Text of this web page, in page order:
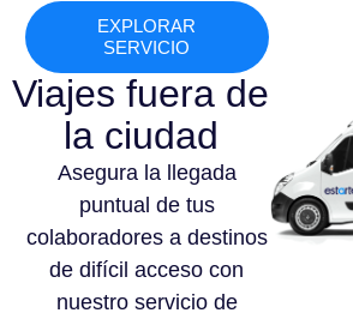
EXPLORAR
SERVICIO
Viajes fuera de
la ciudad
Asegura la llegada
puntual de tus
colaboradores a destinos
de difícil acceso con
nuestro servicio de